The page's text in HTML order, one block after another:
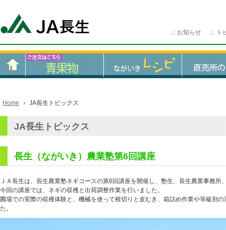
お知らせ ト
Home JA長生トピックス
JA長生トピックス
長生（ながいき）農業塾第6回講座
ＪＡ長生は、長生農業塾ネギコースの第6回講座を開催し、塾生、長生農業事務所
今回の講座では、ネギの収穫と出荷調整作業を行いました。
圃場での実際の収穫体験と、機械を使って根切りと皮むき、箱詰め作業や等級別
た。